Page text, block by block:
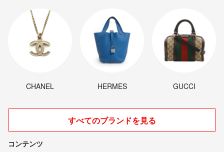
CHANEL HERMES GUCCI
すべてのブランドを見る
コンテンツ